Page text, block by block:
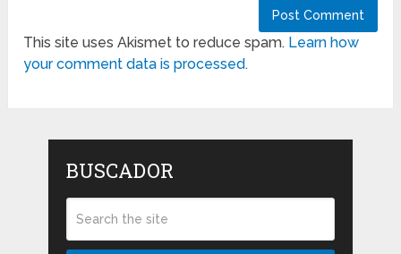
This site uses Akismet to reduce spam. Learn how
your comment data is processed.
BUSCADOR